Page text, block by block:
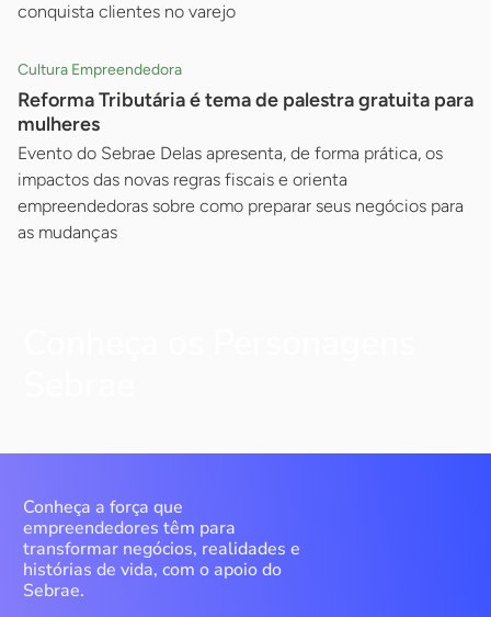
conquista clientes no varejo
Cultura Empreendedora
Reforma Tributária é tema de palestra gratuita para
mulheres
Evento do Sebrae Delas apresenta, de forma prática, os
impactos das novas regras fiscais e orienta
empreendedoras sobre como preparar seus negócios para
as mudanças
Conheça a força que
empreendedores têm para
transformar negócios, realidades e
histórias de vida, com o apoio do
Sebrae.